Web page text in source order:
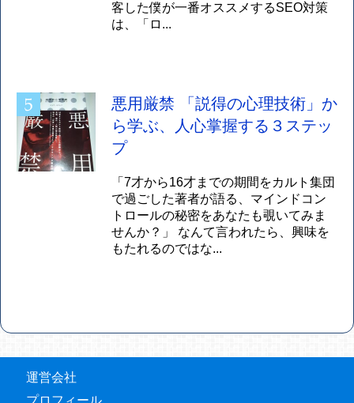
客した僕が一番オススメするSEO対策
は、「ロ...
悪用厳禁 「説得の心理技術」か
ら学ぶ、人心掌握する３ステッ
プ
「7才から16才までの期間をカルト集団
で過ごした著者が語る、マインドコン
トロールの秘密をあなたも覗いてみま
せんか？」 なんて言われたら、興味を
もたれるのではな...
運営会社